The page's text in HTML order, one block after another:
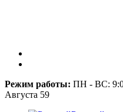
Режим работы: ПН - ВС:
Августа 59